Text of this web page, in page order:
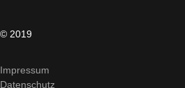
© 2019
Impressum
Datenschutz